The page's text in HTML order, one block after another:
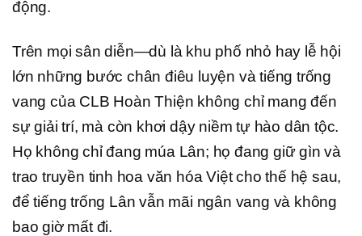
động.
Trên mọi sân diễn—dù là khu phố nhỏ hay lễ hội
lớn những bước chân điêu luyện và tiếng trống
vang của CLB Hoàn Thiện không chỉ mang đến
sự giải trí, mà còn khơi dậy niềm tự hào dân tộc.
Họ không chỉ đang múa Lân; họ đang giữ gìn và
trao truyền tinh hoa văn hóa Việt cho thế hệ sau,
để tiếng trống Lân vẫn mãi ngân vang và không
bao giờ mất đi.